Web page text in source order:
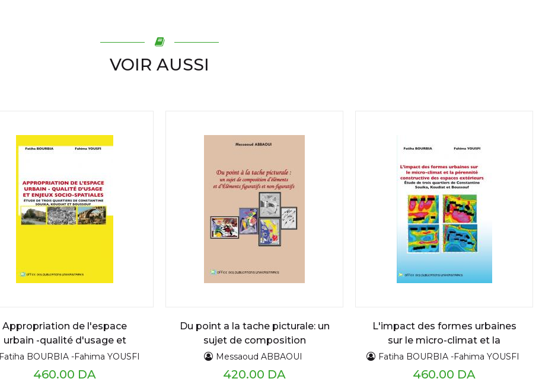
VOIR AUSSI
Appropriation de l'espace
urbain -qualité d'usage et
enjeux socio-spatiales
Fatiha BOURBIA -Fahima YOUSFI
460.00 DA
Du point a la tache picturale: un
sujet de composition
d'éléments et d'éléments
figuratifs et non-figuratifs
Messaoud ABBAOUI
420.00 DA
L'impact des formes urbaines
sur le micro-climat et la
pérennité constructive des
espaces extérieurs
Fatiha BOURBIA -Fahima YOUSFI
460.00 DA